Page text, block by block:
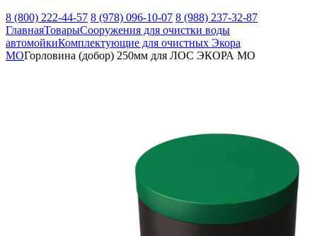
8 (800) 222-44-57 8 (978) 096-10-07 8 (988) 237-32-87
ГлавнаяТоварыСооружения для очистки воды
автомойкиКомплектующие для очистных Экора
МОГорловина (добор) 250мм для ЛОС ЭКОРА МО